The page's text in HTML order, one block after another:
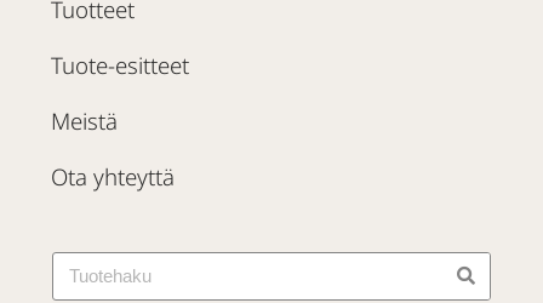
Tuotteet
Tuote-esitteet
Meistä
Ota yhteyttä